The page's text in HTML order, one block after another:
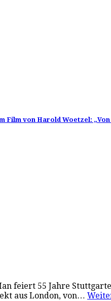
von Harold Woetzel:
feiert 55 Jahre
aus London, von…